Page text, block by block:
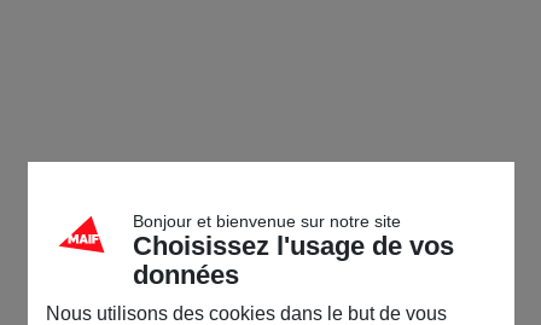
Bonjour et bienvenue sur notre site
Choisissez l'usage de vos
données
Nous utilisons des cookies dans le but de vous